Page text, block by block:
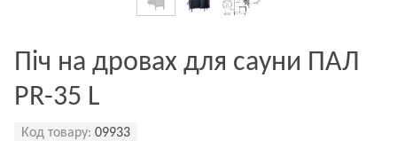
Піч на дровах для сауни ПАЛ
PR-35 L
Код товару: 09933